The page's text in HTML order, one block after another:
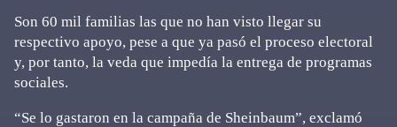
Son 60 mil familias las que no han visto llegar su
respectivo apoyo, pese a que ya pasó el proceso electoral
y, por tanto, la veda que impedía la entrega de programas
sociales.
“Se lo gastaron en la campaña de Sheinbaum”, exclamó